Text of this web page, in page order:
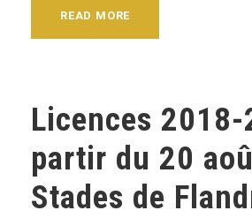
READ MORE
Licences
partir du 20
Stades de